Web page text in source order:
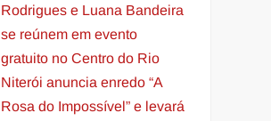
Rodrigues e Luana Bandeira
se reúnem em evento
gratuito no Centro do Rio
Niterói anuncia enredo “A
Rosa do Impossível” e levará